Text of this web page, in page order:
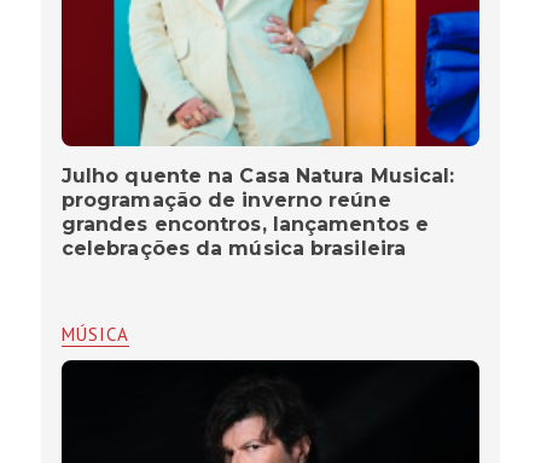
Julho quente na Casa Natura Musical:
programação de inverno reúne
grandes encontros, lançamentos e
celebrações da música brasileira
MÚSICA